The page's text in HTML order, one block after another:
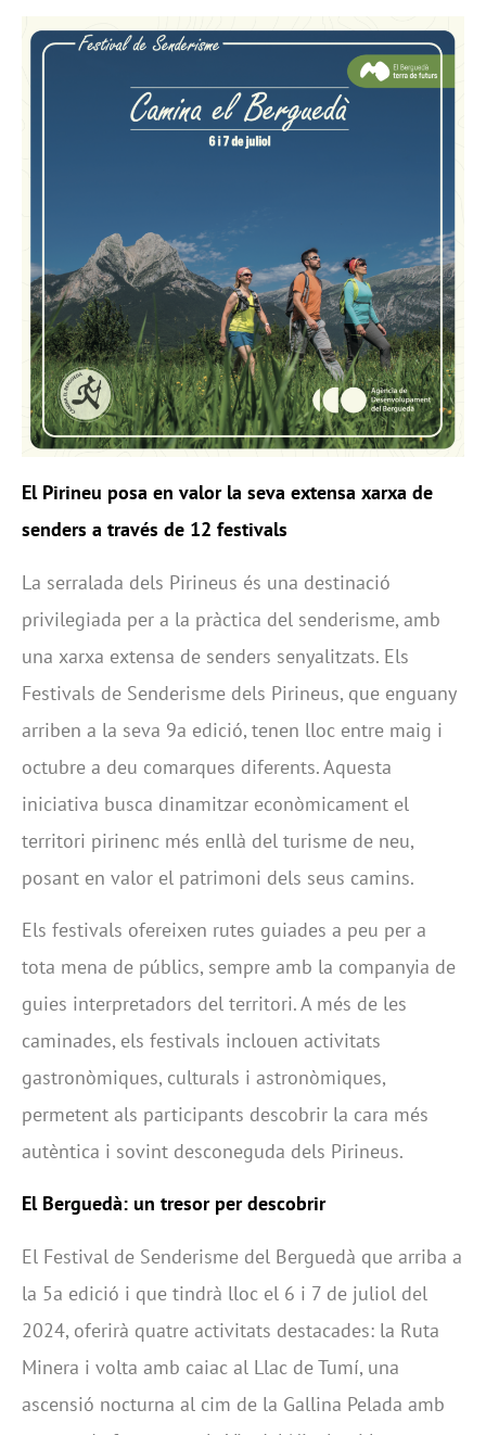
El Pirineu posa en valor la seva extensa xarxa de
senders a través de 12 festivals
La serralada dels Pirineus és una destinació
privilegiada per a la pràctica del senderisme, amb
una xarxa extensa de senders senyalitzats. Els
Festivals de Senderisme dels Pirineus, que enguany
arriben a la seva 9a edició, tenen lloc entre maig i
octubre a deu comarques diferents. Aquesta
iniciativa busca dinamitzar econòmicament el
territori pirinenc més enllà del turisme de neu,
posant en valor el patrimoni dels seus camins.
Els festivals ofereixen rutes guiades a peu per a
tota mena de públics, sempre amb la companyia de
guies interpretadors del territori. A més de les
caminades, els festivals inclouen activitats
gastronòmiques, culturals i astronòmiques,
permetent als participants descobrir la cara més
autèntica i sovint desconeguda dels Pirineus.
El Berguedà: un tresor per descobrir
El Festival de Senderisme del Berguedà que arriba a
la 5a edició i que tindrà lloc el 6 i 7 de juliol del
2024, oferirà quatre activitats destacades: la Ruta
Minera i volta amb caiac al Llac de Tumí, una
ascensió nocturna al cim de la Gallina Pelada amb